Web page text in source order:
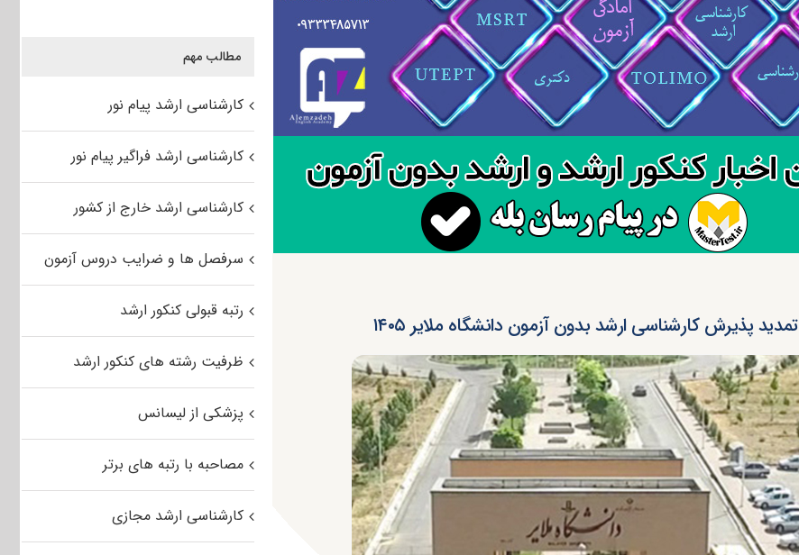
تمدید پذیرش کارشناسی ارشد بدون آزمون دانشگاه ملایر ۱۴۰۵
مطالب مهم
کارشناسی ارشد پیام نور
کارشناسی ارشد فراگیر پیام نور
کارشناسی ارشد خارج از کشور
سرفصل ها و ضرایب دروس آزمون
رتبه قبولی کنکور ارشد
ظرفیت رشته های کنکور ارشد
پزشکی از لیسانس
مصاحبه با رتبه های برتر
کارشناسی ارشد مجازی